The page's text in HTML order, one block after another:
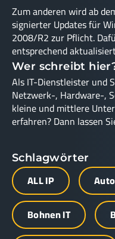
Zum anderen wird ab
signierter Updates für
2008/R2 zur Pflicht.
entsprechend
Wer schreibt
Als IT-Dienstleister und
Netzwerk-, Hardware-,
kleine und mittlere
erfahren? Dann lassen
Schlagwörter
ALL IP
Bohnen IT